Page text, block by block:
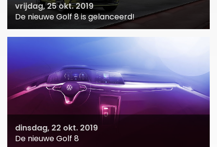
vrijdag, 25 okt. 2019
De nieuwe Golf 8 is gelanceerd!
dinsdag, 22 okt. 2019
De nieuwe Golf 8